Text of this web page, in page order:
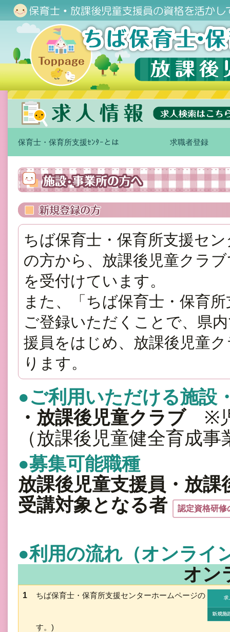
保育士・保育所支援ｾﾝﾀｰとは 求職者登録
ちば保育士・保育所支援セ
の方から、放課後児童クラ
を受付けています。
また、「ちば保育士・保育
ご登録いただくことで、県
援員をはじめ、放課後児童
ります。
●ご利用いただける施設
・放課後児童クラブ※児
（放課後児童健全育成
●募集可能職種
放課後児童支援員・放
受講対象となる者
認定資格研修
●利用の流れ（オンライ
オン
1 ちば保育士・保育所支援センターホームページの
す。)